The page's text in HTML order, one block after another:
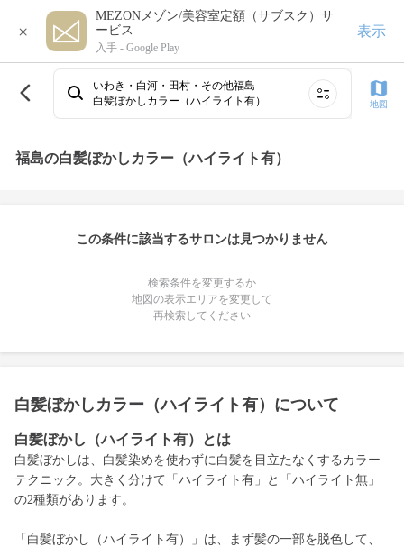
×
MEZONメゾン/美容室定額（サブスク）サ
ービス
入手 - Google Play
表示
いわき・白河・田村・その他福島
白髪ぼかしカラー（ハイライト有）
地図
福島の白髪ぼかしカラー（ハイライト有）
この条件に該当するサロンは見つかりません
検索条件を変更するか
地図の表示エリアを変更して
再検索してください
白髪ぼかしカラー（ハイライト有）について
白髪ぼかし（ハイライト有）とは
白髪ぼかしは、白髪染めを使わずに白髪を目立たなくするカラー
テクニック。大きく分けて「ハイライト有」と「ハイライト無」
の2種類があります。
「白髪ぼかし（ハイライト有）」は、まず髪の一部を脱色して、